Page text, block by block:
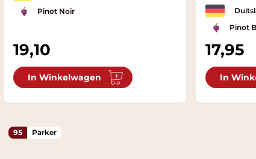
Pinot Noir
19,10
In Winkelwagen
Pinot
17,95
In
95 Parker